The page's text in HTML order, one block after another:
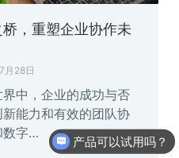
，重塑企业协作未
月28日
中，企业的成功与否
能力和有效的团队协
数字…
产品可以试用吗？